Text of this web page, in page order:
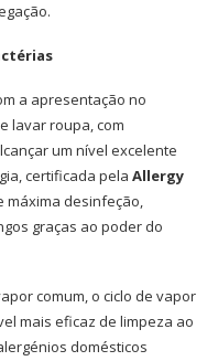
a apresentação no
lavar roupa, com
um nível excelente
certificada pela Allergy
máxima desinfeção,
graças ao poder do
comum, o ciclo de vapor
mais eficaz de limpeza ao
domésticos